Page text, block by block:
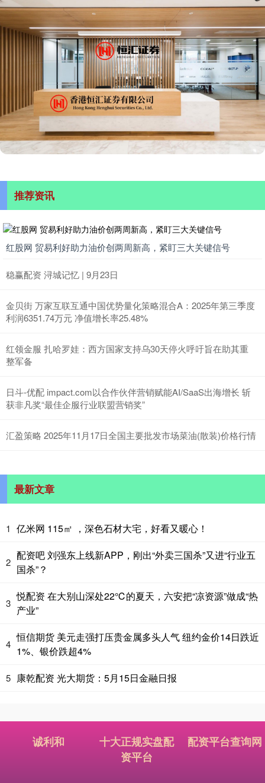
推荐资讯
红股网 贸易利好助力油价创两周新高，紧盯三大关键信号
稳赢配资 浔城记忆 | 9月23日
金贝街 万家互联互通中国优势量化策略混合A：2025年第三季度
利润6351.74万元 净值增长率25.48%
红领金服 扎哈罗娃：西方国家支持乌30天停火呼吁旨在助其重
整军备
日斗-优配 impact.com以合作伙伴营销赋能AI/SaaS出海增长 斩
获非凡奖“最佳企服行业联盟营销奖”
汇盈策略 2025年11月17日全国主要批发市场菜油(散装)价格行情
最新文章
1 亿米网 115㎡ ，深色石材大宅，好看又暖心！
2
配资吧 刘强东上线新APP，刚出“外卖三国杀”又进“行业五
国杀”？
3
悦配资 在大别山深处22℃的夏天，六安把“凉资源”做成“热
产业”
4
恒信期货 美元走强打压贵金属多头人气 纽约金价14日跌近
1%、银价跌超4%
5 康乾配资 光大期货：5月15日金融日报
诚利和
十大正规实盘配
资平台
配资平台查询网